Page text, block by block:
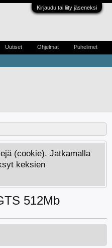
Kirjaudu tai liity jäseneksi
vinkkejä
(cookie). Jatkamalla
keksien
512Mb
Uutiset Ohjelmat Puhelimet